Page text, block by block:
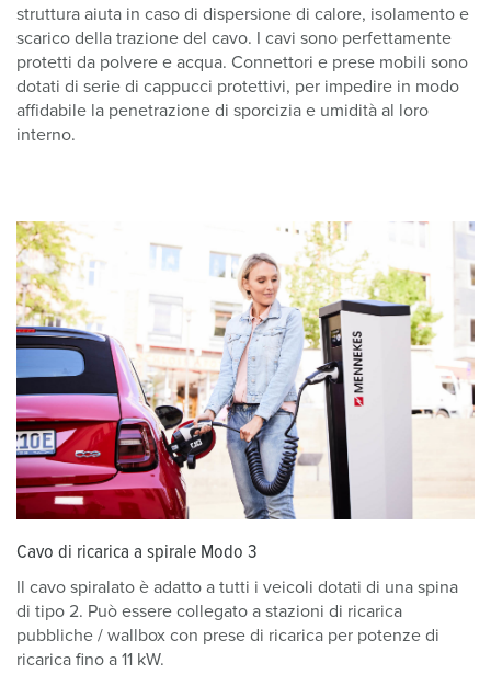
struttura aiuta in caso di dispersione di calore, isolamento e
scarico della trazione del cavo. I cavi sono perfettamente
protetti da polvere e acqua. Connettori e prese mobili sono
dotati di serie di cappucci protettivi, per impedire in modo
affidabile la penetrazione di sporcizia e umidità al loro
interno.
Cavo di ricarica a spirale Modo 3
Il cavo spiralato è adatto a tutti i veicoli dotati di una spina
di tipo 2. Può essere collegato a stazioni di ricarica
pubbliche / wallbox con prese di ricarica per potenze di
ricarica fino a 11 kW.